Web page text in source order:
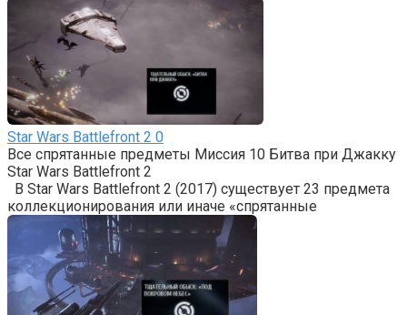
Star Wars Battlefront 2 0
Все спрятанные предметы Миссия 10 Битва при Джакку
Star Wars Battlefront 2
В Star Wars Battlefront 2 (2017) существует 23 предмета
коллекционирования или иначе «спрятанные